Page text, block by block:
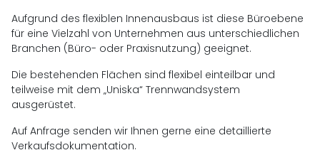
Aufgrund des flexiblen Innenausbaus ist diese Büroebene
für eine Vielzahl von Unternehmen aus unterschiedlichen
Branchen (Büro- oder Praxisnutzung) geeignet.
Die bestehenden Flächen sind flexibel einteilbar und
teilweise mit dem „Uniska“ Trennwandsystem
ausgerüstet.
Auf Anfrage senden wir Ihnen gerne eine detaillierte
Verkaufsdokumentation.